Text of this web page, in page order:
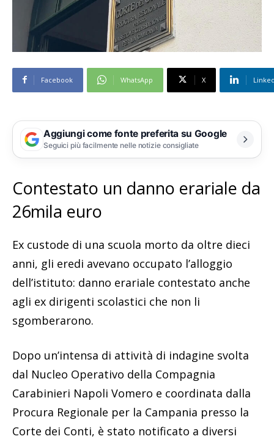
Facebook WhatsApp X
Aggiungi come fonte preferita su Google
Seguici più facilmente nelle notizie consigliate
Contestato un danno erariale da
26mila euro
Ex custode di una scuola morto da oltre dieci
anni, gli eredi avevano occupato l’alloggio
dell’istituto: danno erariale contestato anche
agli ex dirigenti scolastici che non li
sgomberarono.
Dopo un’intensa di attività di indagine svolta
dal Nucleo Operativo della Compagnia
Carabinieri Napoli Vomero e coordinata dalla
Procura Regionale per la Campania presso la
Corte dei Conti, è stato notificato a diversi